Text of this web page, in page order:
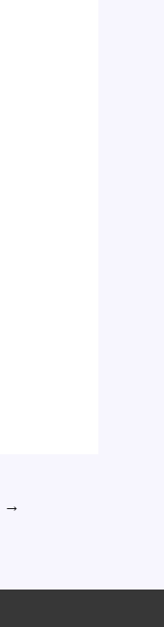
→